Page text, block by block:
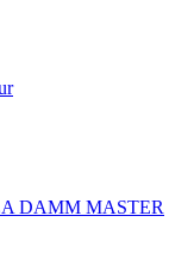
DAMM MASTER